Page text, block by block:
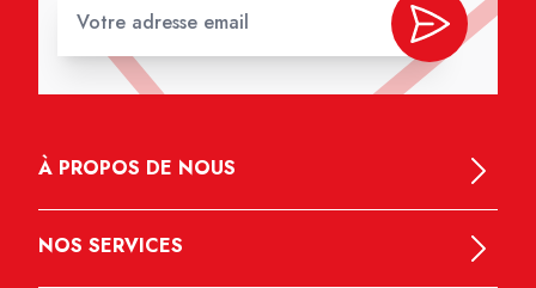
À PROPOS DE NOUS
NOS SERVICES